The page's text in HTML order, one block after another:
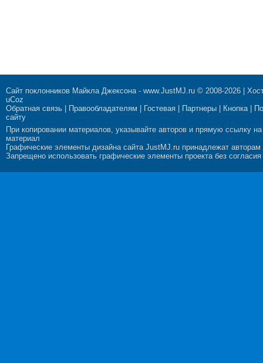
Сайт поклонников Майкла Джексона- www.JustMJ.ru © 2008-2026 |
uCoz
Обратная связь
Правообладателям Гостевая Партнеры Кнопка|
сайту
При копировании материалов, указывайте авторов и прямую ссылку на
материал
Графические элементы дизайна сайта JustMJ.ru принадлежат авторам
Запрещено использовать графические элементы проекта без согласия